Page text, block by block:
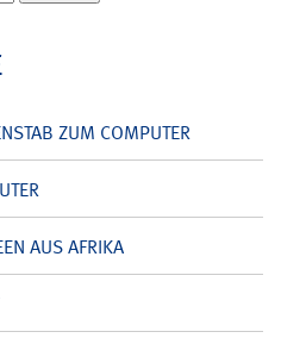
ZUM COMPUTER
AUS AFRIKA